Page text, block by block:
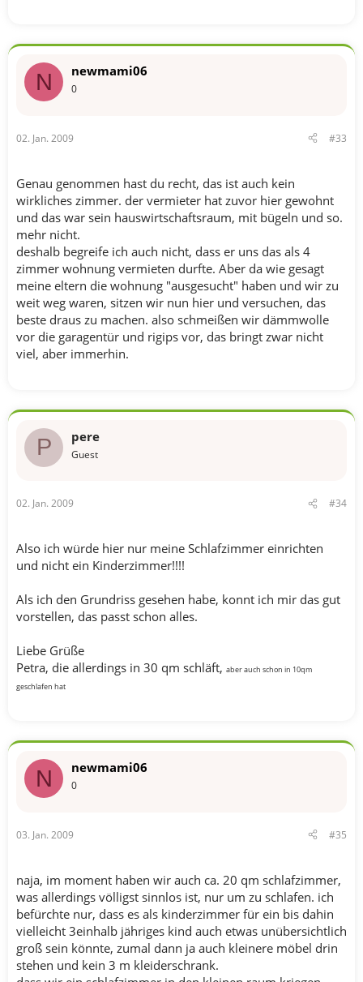
N newmami06
0
02. Jan. 2009 #33
Genau genommen hast du recht, das ist auch kein
wirkliches zimmer. der vermieter hat zuvor hier gewohnt
und das war sein hauswirtschaftsraum, mit bügeln und so.
mehr nicht.
deshalb begreife ich auch nicht, dass er uns das als 4
zimmer wohnung vermieten durfte. Aber da wie gesagt
meine eltern die wohnung "ausgesucht" haben und wir zu
weit weg waren, sitzen wir nun hier und versuchen, das
beste draus zu machen. also schmeißen wir dämmwolle
vor die garagentür und rigips vor, das bringt zwar nicht
viel, aber immerhin.
P pere
Guest
02. Jan. 2009 #34
Also ich würde hier nur meine Schlafzimmer einrichten
und nicht ein Kinderzimmer!!!!
Als ich den Grundriss gesehen habe, konnt ich mir das gut
vorstellen, das passt schon alles.
Liebe Grüße
Petra, die allerdings in 30 qm schläft, aber auch schon in 10qm
geschlafen hat
N newmami06
0
03. Jan. 2009 #35
naja, im moment haben wir auch ca. 20 qm schlafzimmer,
was allerdings völligst sinnlos ist, nur um zu schlafen. ich
befürchte nur, dass es als kinderzimmer für ein bis dahin
vielleicht 3einhalb jähriges kind auch etwas unübersichtlich
groß sein könnte, zumal dann ja auch kleinere möbel drin
stehen und kein 3 m kleiderschrank.